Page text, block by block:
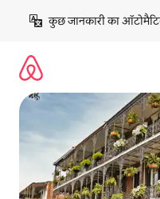
छोड़कर
कॉन्टेंट
कुछ जानकारी का